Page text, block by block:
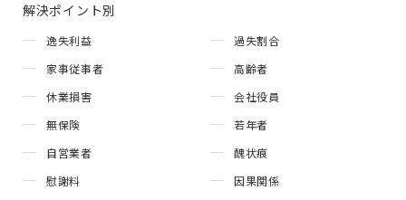
解決ポイント別
逸失利益
過失割合
家事従事者
高齢者
休業損害
会社役員
無保険
若年者
自営業者
醜状痕
慰謝料
因果関係